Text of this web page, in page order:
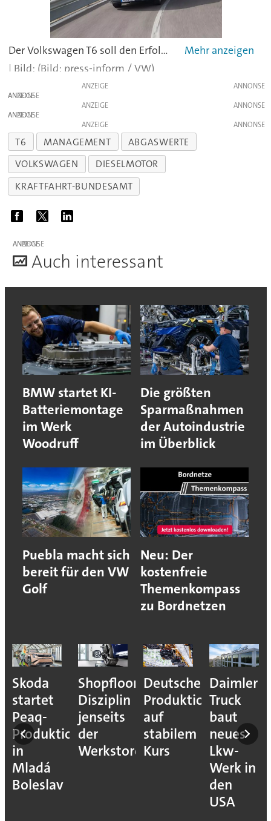
Der Volkswagen T6 soll den Erfolg des Vorgängers fortsetzen
(Bild: press-inform / VW)
ANZEIGE
ANZEIGE
ANZEIGE
ANZEIGE
ANZEIGE
T6 MANAGEMENT
ABGASWERTE
VOLKSWAGEN
DIESELMOTOR
KRAFTFAHRT-BUNDESAMT
ANZEIGE
Auch interessant
BMW startet KI-
Batteriemontage
im Werk
Woodruff
Die größten
Sparmaßnahmen
der Autoindustrie
im Überblick
Puebla macht sich
bereit für den VW
Golf
Neu: Der
kostenfreie
Themenkompass
zu Bordnetzen
Skoda
startet
Peaq-
Produktion
in
Mladá
Boleslav
Shopfloor-
Disziplin
jenseits
der
Werkstore
Deutsche
Produktion
auf
stabilem
Kurs
Daimler
Truck
baut
neues
Lkw-
Werk in
den
USA